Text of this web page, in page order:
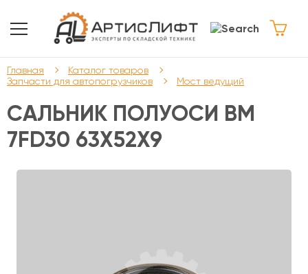
Главная
Каталог товаров
Запчасти для автопогрузчиков
Мост ведущий
САЛЬНИК ПОЛУОСИ ВМ
7FD30 63Х52Х9